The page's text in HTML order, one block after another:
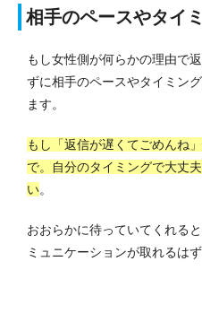
相手のペースやタイ
もし女性側が何らかの理由で
ずに相手のペースやタイミン
ます。
もし「返信が遅くてごめんね
で。自分のタイミングで大丈
い。
おおらかに待っていてくれる
ミュニケーションが取れるはず